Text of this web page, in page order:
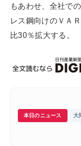
もあわせ、全社で
レス鋼向けのＶＡ
比30％拡大する。
本日のニュース 大